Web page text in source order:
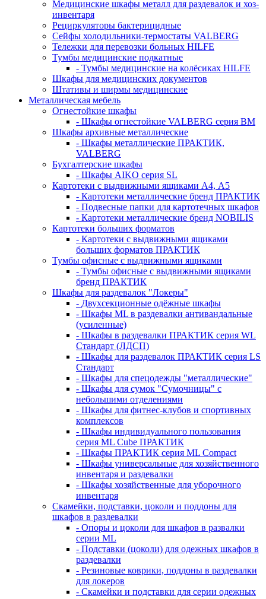
Медицинские шкафы металл для раздевалок и хоз-
инвентаря
Рециркуляторы бактерицидные
Сейфы холодильники-термостаты VALBERG
Тележки для перевозки больных HILFE
Тумбы медицинские подкатные
- Тумбы медицинские на колёсиках HILFE
Шкафы для медицинских документов
Штативы и ширмы медицинские
Металлическая мебель
Огнестойкие шкафы
- Шкафы огнестойкие VALBERG серия BM
Шкафы архивные металлические
- Шкафы металлические ПРАКТИК,
VALBERG
Бухгалтерские шкафы
- Шкафы AIKO серия SL
Картотеки с выдвижными ящиками А4, А5
- Картотеки металлические бренд ПРАКТИК
- Подвесные папки для картотечных шкафов
- Картотеки металлические бренд NOBILIS
Картотеки больших форматов
- Картотеки с выдвижными ящиками
больших форматов ПРАКТИК
Тумбы офисные с выдвижными ящиками
- Тумбы офисные с выдвижными ящиками
бренд ПРАКТИК
Шкафы для раздевалок "Локеры"
- Двухсекционные одёжные шкафы
- Шкафы ML в раздевалки антивандальные
(усиленные)
- Шкафы в раздевалки ПРАКТИК серия WL
Стандарт (ЛДСП)
- Шкафы для раздевалок ПРАКТИК серия LS
Стандарт
- Шкафы для спецодежды "металлические"
- Шкафы для сумок "Сумочницы" с
небольшими отделениями
- Шкафы для фитнес-клубов и спортивных
комплексов
- Шкафы индивидуального пользования
серия ML Cube ПРАКТИК
- Шкафы ПРАКТИК серия ML Compact
- Шкафы универсальные для хозяйственного
инвентаря и раздевалки
- Шкафы хозяйственные для уборочного
инвентаря
Скамейки, подставки, цоколи и поддоны для
шкафов в раздевалки
- Опоры и цоколи для шкафов в развалки
серии ML
- Подставки (цоколи) для одежных шкафов в
раздевалки
- Резиновые коврики, поддоны в раздевалки
для локеров
- Скамейки и подставки для серии одежных